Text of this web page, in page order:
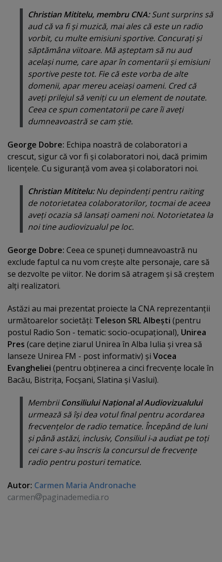
Christian Mititelu, membru CNA:Sunt surprins să
aud că va fi şi muzică, mai ales că este un radio
vorbit, cu multe emisiuni sportive. Concuraţi şi
săptămâna viitoare. Mă aşteptam să nu aud
acelaşi nume, care apar în comentarii şi emisiuni
sportive peste tot. Fie că este vorba de alte
domenii, apar mereu aceiaşi oameni. Cred că
aveţi prilejul să veniţi cu un element de noutate.
Ceea ce spun comentatorii pe care îi aveţi
dumneavoastră se cam ştie.
George Dobre: Echipa noastră de colaboratori a
crescut, sigur că vor fi şi colaboratori noi, dacă primim
licenţele. Cu siguranţă vom avea şi colaboratori noi.
Christian Mititelu:Nu depindenţi pentru raiting
de notorietatea colaboratorilor, tocmai de aceea
aveţi ocazia să lansaţi oameni noi. Notorietatea la
noi tine audiovizualul pe loc.
George Dobre: Ceea ce spuneţi dumneavoastră nu
exclude faptul ca nu vom creşte alte personaje, care să
se dezvolte pe viitor. Ne dorim să atragem şi să creştem
alţi realizatori.
Astăzi au mai prezentat proiecte la CNA reprezentanţii
următoarelor societăţi: Teleson SRL Albeşti (pentru
postul Radio Son - tematic: socio-ocupaţional), Unirea
Pres (care deţine ziarul Unirea în Alba Iulia şi vrea să
lanseze Unirea FM - post informativ) şi Vocea
Evangheliei (pentru obţinerea a cinci frecvenţe locale în
Bacău, Bistriţa, Focşani, Slatina şi Vaslui).
MembriiConsiliului Naţional al Audiovizualului
urmează să îşi dea votul final pentru acordarea
frecvenţelor de radio tematice. Începând de luni
şi până astăzi, inclusiv, Consiliul i-a audiat pe toţi
cei care s-au înscris la concursul de frecvenţe
radio pentru posturi tematice.
Autor: Carmen Maria Andronache
carmen
paginademedia.ro